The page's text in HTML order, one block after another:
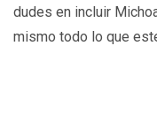
dudes en incluir
mismo todo lo que